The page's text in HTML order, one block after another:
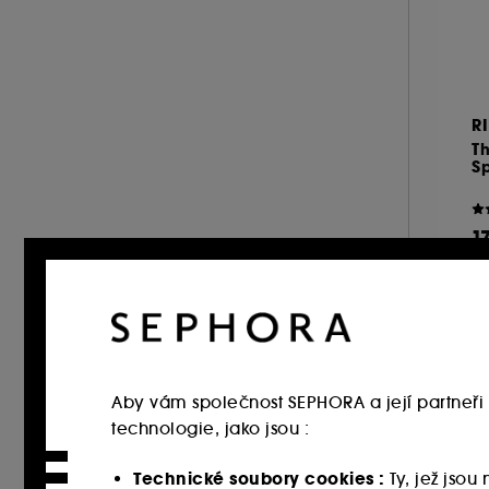
nebo více (22)
nebo více (19)
nebo více (36)
nebo více (63)
Aby vám společnost SEPHORA a její
technologie, jako jsou :
Technické soubory cookies : Ty, jež